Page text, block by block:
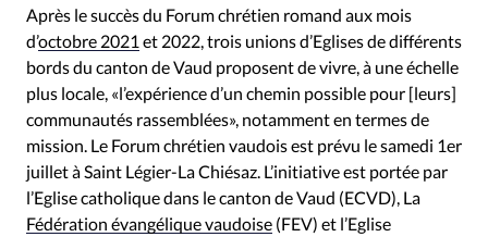
Mission
Monde People Politique
Religions
Société
Après le succès du Forum chrétien romand aux mois
d’octobre 2021 et 2022, trois unions d’Eglises de différents
bords du canton de Vaud proposent de vivre, à une échelle
plus locale, «l’expérience d’un chemin possible pour [leurs]
communautés rassemblées», notamment en termes de
mission. Le Forum chrétien vaudois est prévu le samedi 1er
juillet à Saint Légier-La Chiésaz. L’initiative est portée par
l’Eglise catholique dans le canton de Vaud (ECVD), La
Fédération évangélique vaudoise (FEV) et l’Eglise